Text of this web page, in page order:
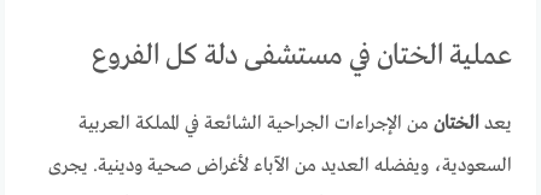
عملية الختان في مستشفى دلة كل الفروع
يعدالختان من الإجراءات الجراحية الشائعة في المملكة العربية
السعودية، ويفضله العديد من الآباء لأغراض صحية ودينية. يجرى